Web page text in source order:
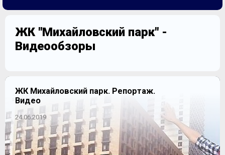
ЖК "Михайловский парк" -
Видеообзоры
ЖК Михайловский парк. Репортаж.
Видео
24.06.2019